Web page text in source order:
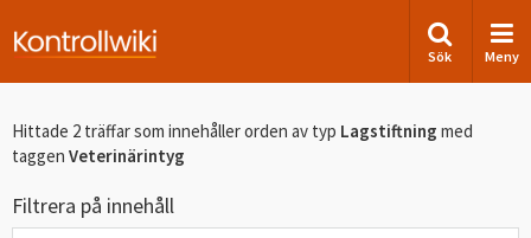
Sök Meny
Hittade 2 träffar som innehåller orden av typ Lagstiftning med
taggen Veterinärintyg
Filtrera på innehåll